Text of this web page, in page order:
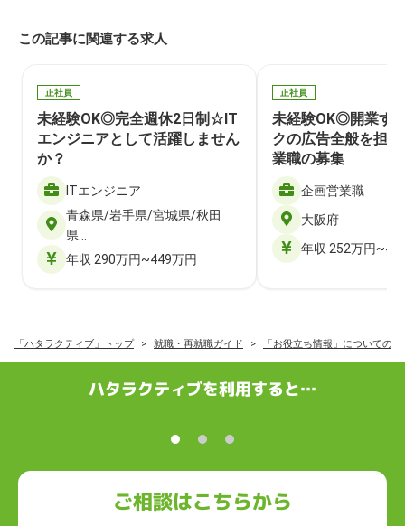
この記事に関連する求人
正社員
未経験OK◎完全週休2日制☆IT
エンジニアとして活躍しません
か？
ITエンジニア
青森県/岩手県/宮城県/秋田
県…
年収 290万円~449万円
正社員
未経験OK◎開業す
クの広告全般を担
業職の募集
企画営業職
大阪府
年収 252万円
「ハタラクティブ」トップ 就職・再就職ガイド 「お役立ち情報」についての
ハタラクティブを利用すると…
ご相談はこちらから